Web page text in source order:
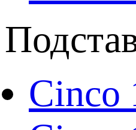
Cinco